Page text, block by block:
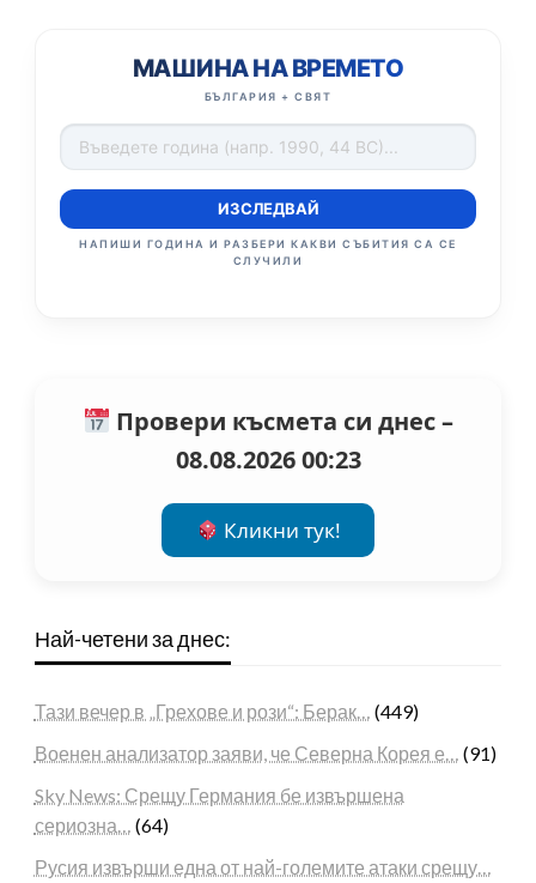
МАШИНА НА ВРЕМЕТО
БЪЛГАРИЯ + СВЯТ
ИЗСЛЕДВАЙ
НАПИШИ ГОДИНА И РАЗБЕРИ КАКВИ СЪБИТИЯ СА СЕ
СЛУЧИЛИ
Провери късмета си днес –
08.08.2026 00:23
Кликни тук!
Най-четени за днес:
Тази вечер в „Грехове и рози“: Берак… (449)
Военен анализатор заяви, че Северна Корея е… (91)
Sky News: Срещу Германия бе извършена
сериозна… (64)
Русия извърши една от най-големите атаки срещу…